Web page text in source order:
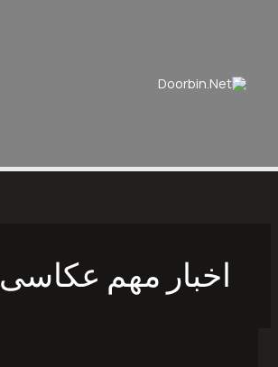
اخبار مهم عکاسی